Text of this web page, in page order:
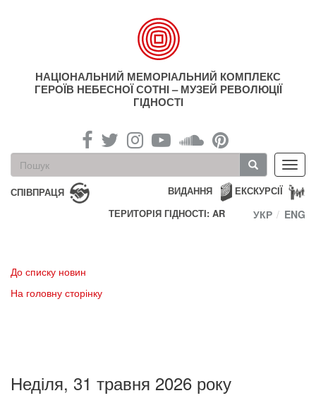
НАЦІОНАЛЬНИЙ МЕМОРІАЛЬНИЙ КОМПЛЕКС
ГЕРОЇВ НЕБЕСНОЇ СОТНІ – МУЗЕЙ РЕВОЛЮЦІЇ
ГІДНОСТІ
Пошукова
форма
Пошук
СПІВПРАЦЯ ЕКСКУРСІЇ
ВИДАННЯ
ТЕРИТОРІЯ ГІДНОСТІ: AR
УКР ENG
До списку новин
На головну сторінку
Неділя, 31 травня 2026 року